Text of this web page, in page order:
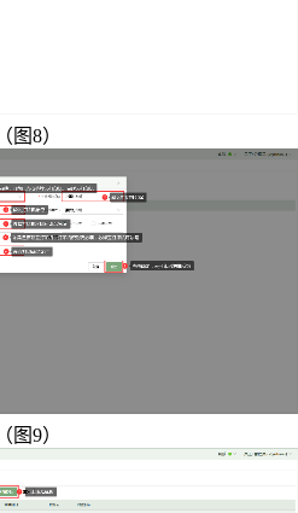
（图8）
（图9）